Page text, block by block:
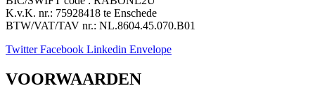
K.v.K. nr.: 75928418 te Enschede
BTW/VAT/TAV nr.: NL.8604.45.070.B01
Twitter Facebook Linkedin Envelope
VOORWAARDEN